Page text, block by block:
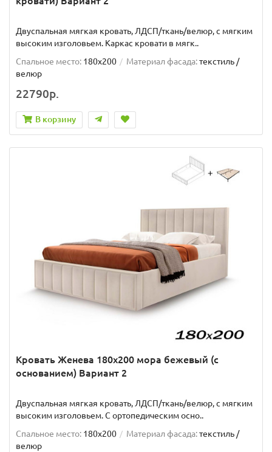
Двуспальная мягкая кровать, ЛДСП/ткань/велюр, с мягким
высоким изголовьем. Каркас кровати в мягк..
Спальное место: 180x200 Материал фасада:текстиль /
велюр
22790р.
В корзину
Кровать Женева 180х200 мора бежевый (с
основанием) Вариант 2
Двуспальная мягкая кровать, ЛДСП/ткань/велюр, с мягким
высоким изголовьем. C ортопедическим осно..
Спальное место: 180x200 Материал фасада:текстиль /
велюр